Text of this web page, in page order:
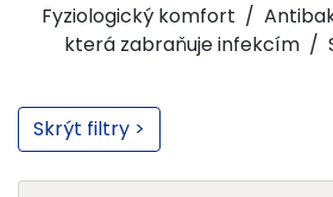
Fyziologický komfort /
která zabraňuje infekcím /
Skrýt filtry >